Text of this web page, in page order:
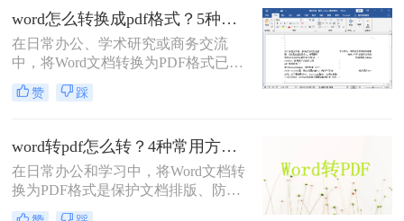
一个令人头疼的问题，因为批注往往
承载着重要的信息。那么，word转pdf
怎么保留批注呢？本文将为您提供解
决方案。
word怎么转换成pdf格式？5种高效方法详解与场景应用！
在日常办公、学术研究或商务交流
中，将Word文档转换为PDF格式已成
为一项不可或缺的技能。
PDF（Portable Document Format）以
全性高的特点，成为文件归档、传阅
和打印的首选格式。然而，许多用户
仅知其一，不知其二，往往在转换过
程中遇到格式错乱、体积过大或无法
编辑等问题。
赞 踩
word转pdf怎么转？4种常用方法详解！
在日常办公和学习中，将Word文档转
换为PDF格式是保护文档排版、防止
篡改的重要需求。那么word转pdf怎么